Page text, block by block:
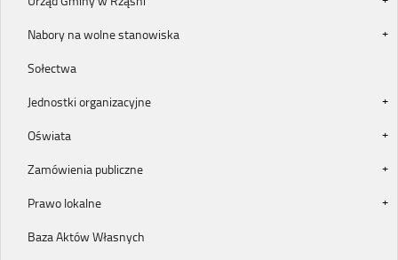
Nabory na wolne stanowiska
Sołectwa
Jednostki organizacyjne
Oświata
Zamówienia publiczne
Prawo lokalne
Baza Aktów Własnych